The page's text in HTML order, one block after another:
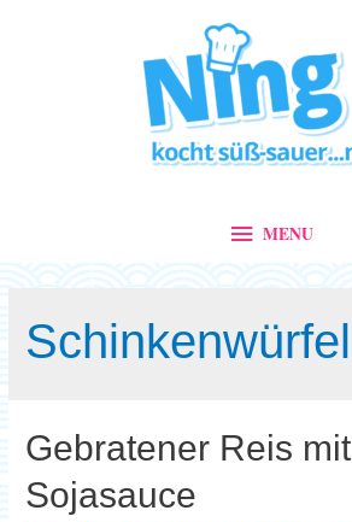
MENU
MENU
Schinkenwürfel
Gebratener Reis mit
Sojasauce